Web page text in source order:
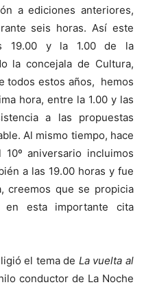
a ediciones anteriores,
seis horas. Así este
19.00 y la 1.00 de la
la concejala de Cultura,
todos estos años, hemos
hora, entre la 1.00 y las
a las propuestas
Al mismo tiempo, hace
aniversario incluimos
a las 19.00 horas y fue
creemos que se propicia
en esta importante cita
el tema de La vuelta al
conductor de La Noche